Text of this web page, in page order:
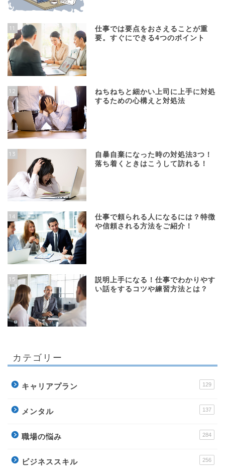
11
仕事では要点をおさえることが重
要。すぐにできる4つのポイント
12
ねちねちと細かい上司に上手に対処
するための心構えと対処法
13
自暴自棄になった時の対処法3つ！
落ち着くときはこうして訪れる！
14
仕事で頼られる人になるには？特徴
や信頼される方法をご紹介！
15
説明上手になる！仕事でわかりやす
い話をするコツや練習方法とは？
カテゴリー
キャリアプラン 129
メンタル 137
職場の悩み 284
ビジネススキル 256